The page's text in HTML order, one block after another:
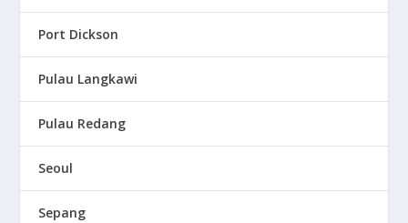
Port Dickson
Pulau Langkawi
Pulau Redang
Seoul
Sepang